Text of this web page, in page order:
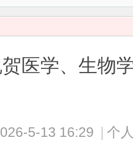
医学、生物
5-13 16:29
个